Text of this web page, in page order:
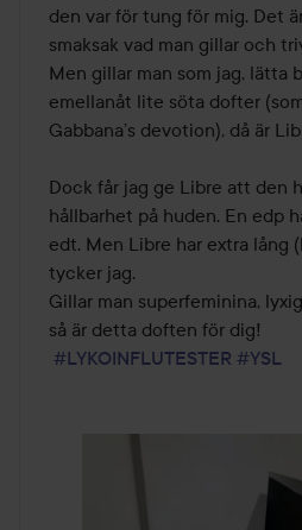
den var för tung för mig. Det
smaksak vad man gillar och
Men gillar man som jag, lätta
emellanåt lite söta dofter
Gabbana’s devotion), då är
Dock får jag ge Libre att den
hållbarhet på huden. En edp
edt. Men Libre har extra lång
tycker jag.
Gillar man superfeminina,
så är detta doften för dig!
#LYKOINFLUTESTER #YSL